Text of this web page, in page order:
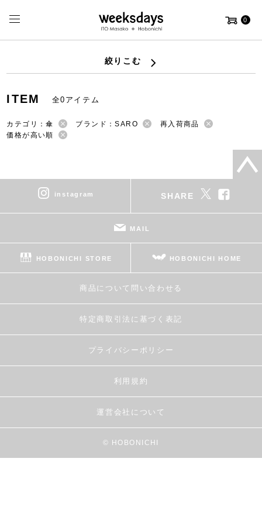
0
絞りこむ
ITEM 全0アイテム
カテゴリ：傘 ブランド：SARO
再入荷商品
価格が高い順
instagram SHARE
MAIL
HOBONICHI STORE HOBONICHI HOME
商品について問い合わせる
特定商取引法に基づく表記
プライバシーポリシー
利用規約
運営会社について
© HOBONICHI